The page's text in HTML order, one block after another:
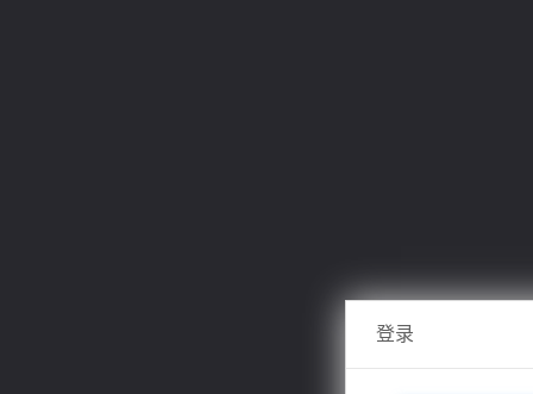
登录